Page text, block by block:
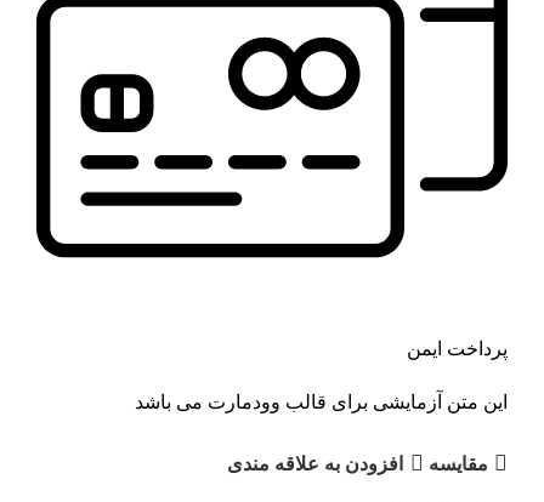
پرداخت ایمن
این متن آزمایشی برای قالب وودمارت می باشد
مقايسه افزودن به علاقه مندی